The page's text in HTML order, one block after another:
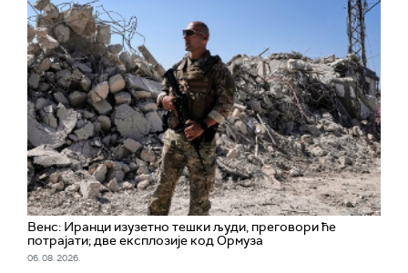
Венс: Иранци изузетно тешки људи, преговори ће
потрајати; две експлозије код Ормуза
06. 08. 2026.